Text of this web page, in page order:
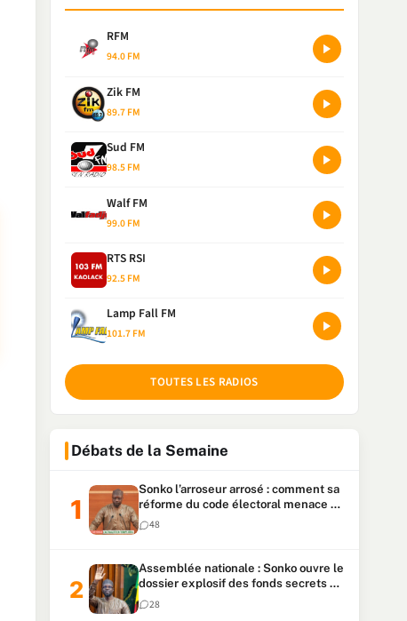
RFM
94.0 FM
Zik FM
89.7 FM
Sud FM
98.5 FM
Walf FM
99.0 FM
RTS RSI
92.5 FM
Lamp Fall FM
101.7 FM
TOUTES LES RADIOS
Débats de la Semaine
Sonko l’arroseur arrosé : comment sa
réforme du code électoral menace sa
candidature
48
Assemblée nationale : Sonko ouvre le
dossier explosif des fonds secrets et
du patrimoine présidentiel
28